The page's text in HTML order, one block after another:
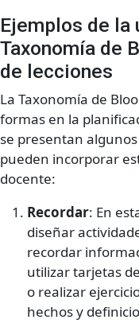
Ejemplos de
Taxonomía de
de lecciones
La Taxonomía de
formas en la
se presentan
pueden incorporar
docente:
Recordar: En
diseñar
recordar
utilizar tarjetas
o realizar
hechos y